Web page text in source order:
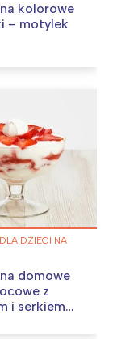
kolorowe
– motylek
DZIECI NA
domowe
z
i serkiem